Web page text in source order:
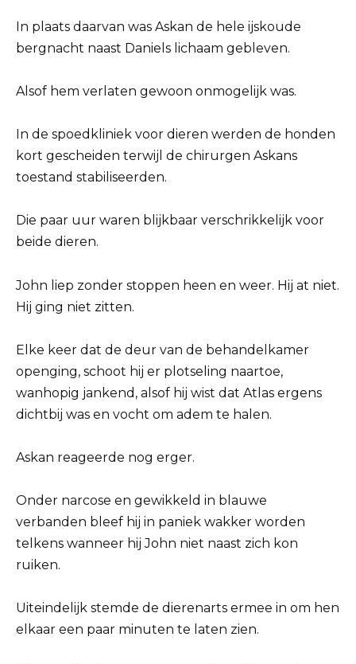
In plaats daarvan was Askan de hele ijskoude
bergnacht naast Daniels lichaam gebleven.
Alsof hem verlaten gewoon onmogelijk was.
In de spoedkliniek voor dieren werden de honden
kort gescheiden terwijl de chirurgen Askans
toestand stabiliseerden.
Die paar uur waren blijkbaar verschrikkelijk voor
beide dieren.
John liep zonder stoppen heen en weer. Hij at niet.
Hij ging niet zitten.
Elke keer dat de deur van de behandelkamer
openging, schoot hij er plotseling naartoe,
wanhopig jankend, alsof hij wist dat Atlas ergens
dichtbij was en vocht om adem te halen.
Askan reageerde nog erger.
Onder narcose en gewikkeld in blauwe
verbanden bleef hij in paniek wakker worden
telkens wanneer hij John niet naast zich kon
ruiken.
Uiteindelijk stemde de dierenarts ermee in om hen
elkaar een paar minuten te laten zien.